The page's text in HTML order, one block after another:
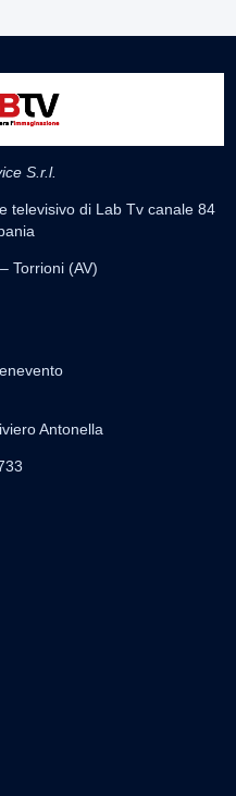
S.r.l.
televisivo di Lab Tv canale 84
Torrioni (AV)
Antonella